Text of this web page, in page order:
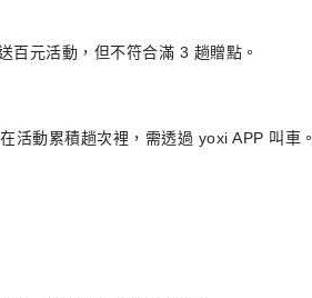
元活動，但不符合滿 3 趟贈點。
動累積趟次裡，需透過 yoxi APP 叫車。